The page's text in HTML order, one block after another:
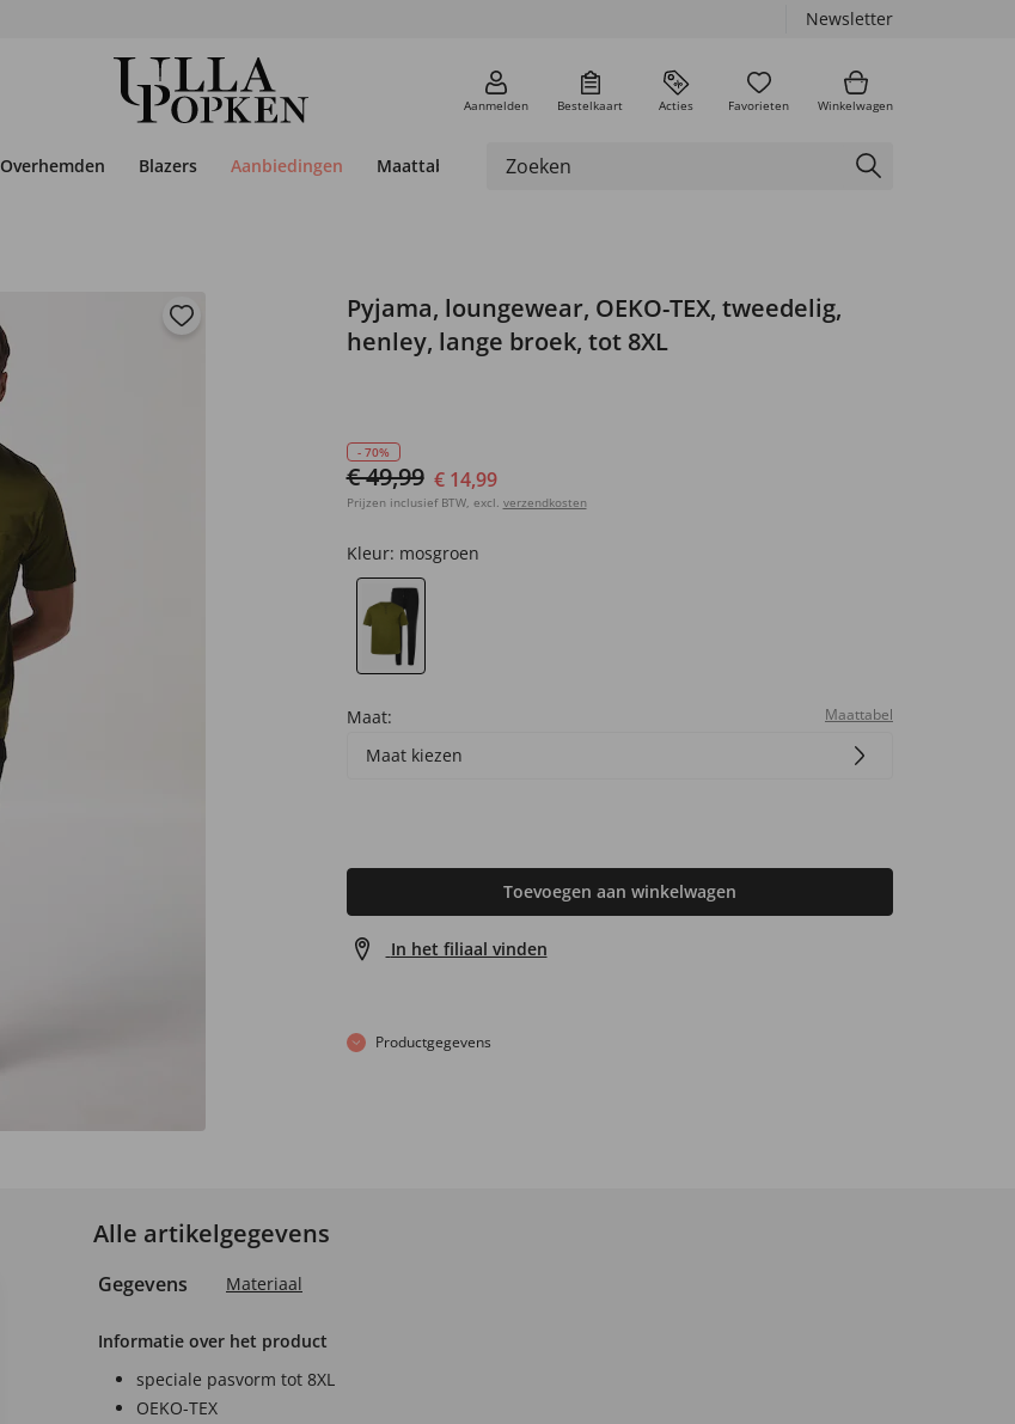
Newsletter
Aanmelden Bestelkaart Acties Favorieten Winkelwagen
Overhemden Blazers Aanbiedingen Maattabel
Pyjama, loungewear, OEKO-TEX, tweedelig,
henley, lange broek, tot 8XL
- 70%
€ 49,99 € 14,99
Prijzen inclusief BTW, excl. verzendkosten
Kleur: mosgroen
Maat: Maattabel
Maat kiezen
Toevoegen aan winkelwagen
In het filiaal vinden
Productgegevens
Alle artikelgegevens
Gegevens Materiaal
Informatie over het product
speciale pasvorm tot 8XL
OEKO-TEX